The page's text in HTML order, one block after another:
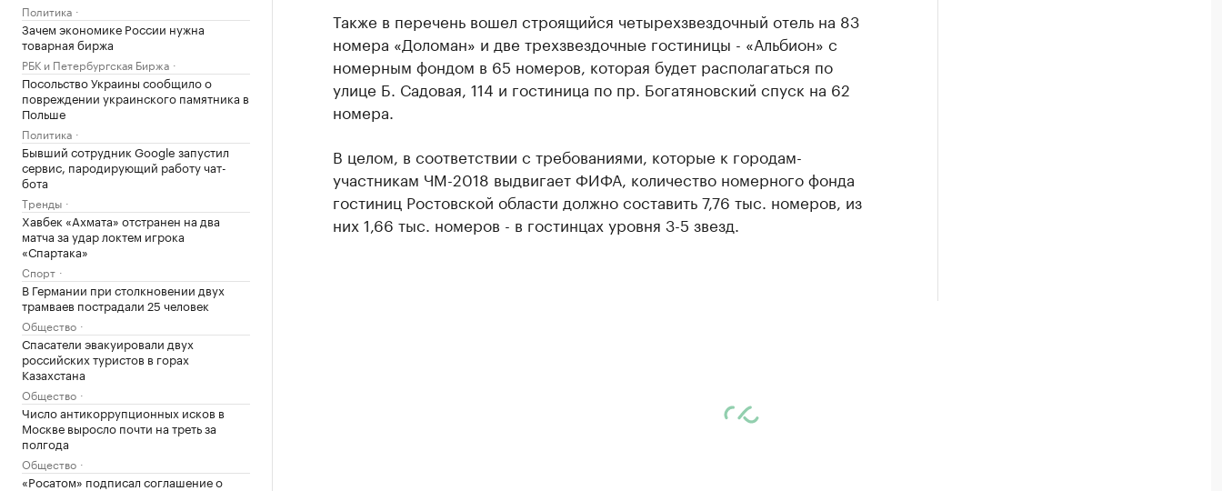
Политика
Зачем экономике России нужна
товарная биржа
РБК и Петербургская Биржа
Посольство Украины сообщило о
повреждении украинского памятника в
Польше
Политика
Бывший сотрудник Google запустил
сервис, пародирующий работу чат-
бота
Тренды
Хавбек «Ахмата» отстранен на два
матча за удар локтем игрока
«Спартака»
Спорт
В Германии при столкновении двух
трамваев пострадали 25 человек
Общество
Спасатели эвакуировали двух
российских туристов в горах
Казахстана
Общество
Число антикоррупционных исков в
Москве выросло почти на треть за
полгода
Общество
«Росатом» подписал соглашение о
Также в перечень вошел строящийся четырехзвездочный отель на 83
номера «Доломан» и две трехзвездочные гостиницы - «Альбион» с
номерным фондом в 65 номеров, которая будет располагаться по
улице Б. Садовая, 114 и гостиница по пр. Богатяновский спуск на 62
номера.
В целом, в соответствии с требованиями, которые к городам-
участникам ЧМ-2018 выдвигает ФИФА, количество номерного фонда
гостиниц Ростовской области должно составить 7,76 тыс. номеров, из
них 1,66 тыс. номеров - в гостинцах уровня 3-5 звезд.